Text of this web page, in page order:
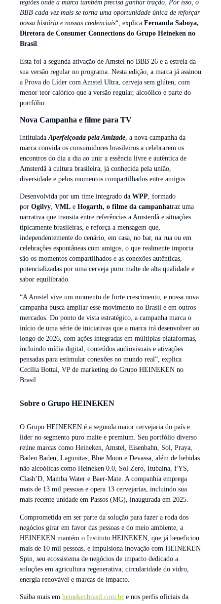
regiões onde a marca também precisa ganhar tração. Por isso, o
BBB cada vez mais se torna uma oportunidade única de reforçar
nossa história e nossas credenciais“, explica Fernanda Saboya,
Diretora de Consumer Connections do Grupo Heineken no
Brasil.
Esta foi a segunda ativação de Amstel no BBB 26 e a estreia da
sua versão regular no programa. Nesta edição, a marca já assinou
a Prova do Líder com Amstel Ultra, cerveja sem glúten, com
menor teor calórico que a versão regular, alcoólico e parte do
portfólio.
Nova Campanha e filme para TV
Intitulada Aperfeiçoada pela Amizade , a nova campanha da
marca convida os consumidores brasileiros a celebrarem os
encontros do dia a dia ao unir a essência livre e autêntica de
Amsterdã à cultura brasileira, já conhecida pela união,
diversidade e pelos momentos compartilhados entre amigos.
Desenvolvida por um time integrado da WPP, formado
por Ogilvy, VML e Hogarth, o filme da campanhatraz uma
narrativa que transita entre referências a Amsterdã e situações
tipicamente brasileiras, e reforça a mensagem que,
independentemente do cenário, em casa, no bar, na rua ou em
celebrações espontâneas com amigos, o que realmente importa
são os momentos compartilhados e as conexões autênticas,
potencializadas por uma cerveja puro malte de alta qualidade e
sabor equilibrado.
“A Amstel vive um momento de forte crescimento, e nossa nova
campanha busca ampliar esse movimento no Brasil e em outros
mercados. Do ponto de vista estratégico, a campanha marca o
início de uma série de iniciativas que a marca irá desenvolver ao
longo de 2026, com ações integradas em múltiplas plataformas,
incluindo mídia digital, conteúdos audiovisuais e ativações
pensadas para estimular conexões no mundo real”, explica
Cecília Bottai, VP de marketing do Grupo HEINEKEN no
Brasil.
Sobre o Grupo HEINEKEN
O Grupo HEINEKEN é a segunda maior cervejaria do país e
líder no segmento puro malte e premium. Seu portfólio diverso
reúne marcas como Heineken, Amstel, Eisenbahn, Sol, Praya,
Baden Baden, Lagunitas, Blue Moon e Devassa, além de bebidas
não alcoólicas como Heineken 0.0, Sol Zero, Itubaína, FYS,
Clash’D, Mamba Water e Baer-Mate. A companhia emprega
mais de 13 mil pessoas e opera 13 cervejarias, incluindo sua
mais recente unidade em Passos (MG), inaugurada em 2025.
Comprometida em ser parte da solução para fazer a roda dos
negócios girar em favor das pessoas e do meio ambiente, a
HEINEKEN mantém o Instituto HEINEKEN, que já beneficiou
mais de 10 mil pessoas, e impulsiona inovação com HEINEKEN
Spin, seu ecossistema de negócios de impacto dedicado a
soluções em agricultura regenerativa, circularidade do vidro,
energia renovável e marcas de impacto.
Saiba mais em heinekenbrasil.com.br e nos perfis oficiais da